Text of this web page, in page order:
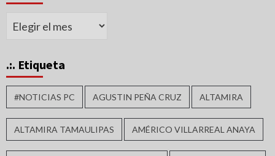
Archivos
.:. Etiqueta
#NOTICIAS PC AGUSTIN PEÑA CRUZ ALTAMIRA
ALTAMIRA TAMAULIPAS AMÉRICO VILLARREAL ANAYA